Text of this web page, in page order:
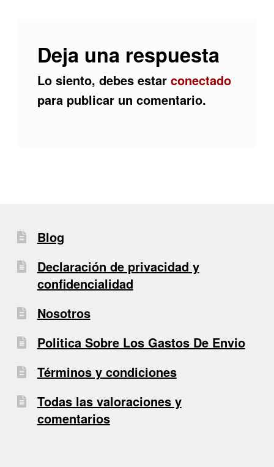
Deja una respuesta
Lo siento, debes estar conectado
para publicar un comentario.
Blog
Declaración de privacidad y
confidencialidad
Nosotros
Politica Sobre Los Gastos De Envio
Términos y condiciones
Todas las valoraciones y
comentarios